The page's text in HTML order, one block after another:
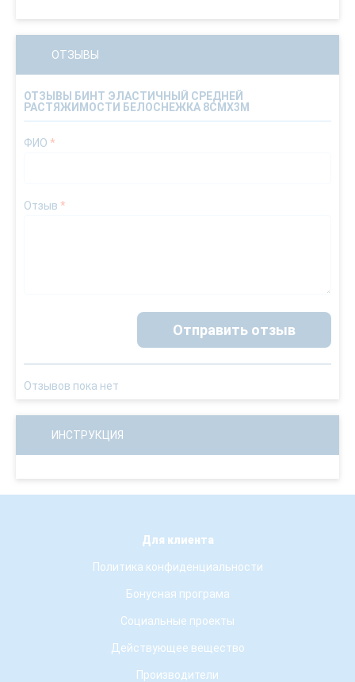
ОТЗЫВЫ
ОТЗЫВЫ БИНТ ЭЛАСТИЧНЫЙ СРЕДНЕЙ
РАСТЯЖИМОСТИ БЕЛОСНЕЖКА 8СМХ3М
ФИО *
Отзыв *
Отправить отзыв
Отзывов пока нет
ИНСТРУКЦИЯ
Для клиента
Политика конфиденциальности
Бонусная програма
Социальные проекты
Действующее вещество
Производители